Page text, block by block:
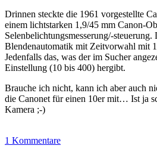
Drinnen steckte die 1961 vorgestellte
einem lichtstarken 1,9/45 mm Canon-
Selenbelichtungsmesserung/-
Blendenautomatik mit Zeitvorwahl mit
Jedenfalls das, was der im Sucher
Einstellung (10 bis 400) hergibt.
Brauche ich nicht, kann ich aber auch
die Canonet für einen 10er mit… Ist ja
Kamera ;-)
1 Kommentare